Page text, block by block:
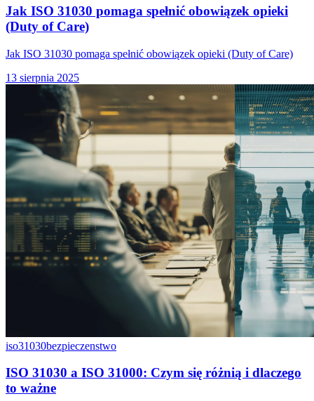
Jak ISO 31030 pomaga spełnić obowiązek opieki
(Duty of Care)
Jak ISO 31030 pomaga spełnić obowiązek opieki (Duty of Care)
13 sierpnia 2025
iso31030bezpieczenstwo
ISO 31030 a ISO 31000: Czym się różnią i dlaczego
to ważne